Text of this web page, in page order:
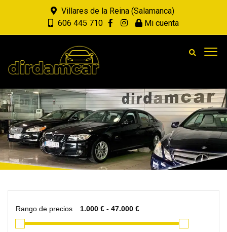
Villares de la Reina (Salamanca)
606 445 710
Mi cuenta
Rango de precios